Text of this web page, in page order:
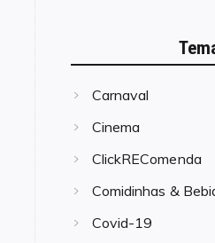
Carnaval
Cinema
ClickREComenda
Comidinhas &
Covid-19